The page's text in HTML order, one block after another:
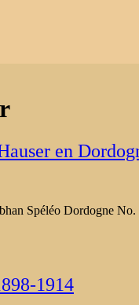
en
Spéléo Dordogne
1914